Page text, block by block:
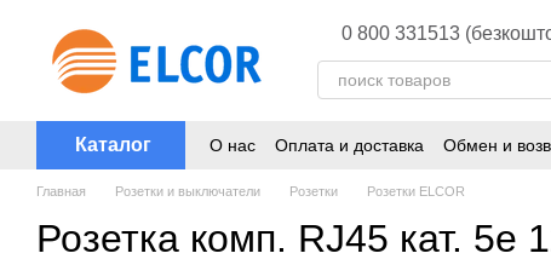
0 800 331513
Каталог О нас Оплата и доставка Обмен и
Главная Розетки и выключатели Розетки Розетки ELCOR
Розетка комп. RJ45 кат. 5e